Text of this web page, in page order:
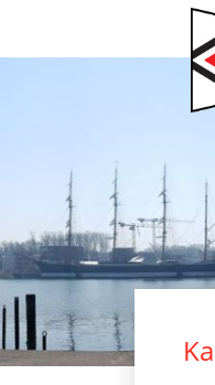
Navigation
2 3 4 5 6 7